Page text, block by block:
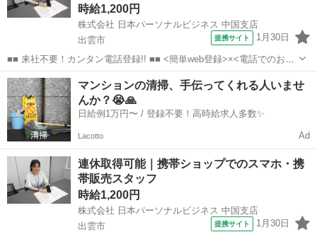
時給1,200円
株式会社 日本パーソナルビジネス 中国支店
出雲市
提携サイト 1月30日
■■ 来社不要！カンタン電話登録!! ■■ <簡単web登録>×<電話でのお仕
事紹介> で、来社なくお仕事探しが可能です♪ 基本情報を入力したら
電話で希望を伝えるだけでOK★ 営業、ラウンダー、事務のお仕事も
あります♪ ご希...
島根 出雲市
マンションの清掃、手伝ってくれる人いませ
んか？😭🙏
日給例1万円〜 / 登録不要！高時給求人多数✨
Lacotto Ad
連休取得可能｜携帯ショップでのスマホ・携
帯販売スタッフ
時給1,200円
株式会社 日本パーソナルビジネス 中国支店
出雲市
提携サイト 1月30日